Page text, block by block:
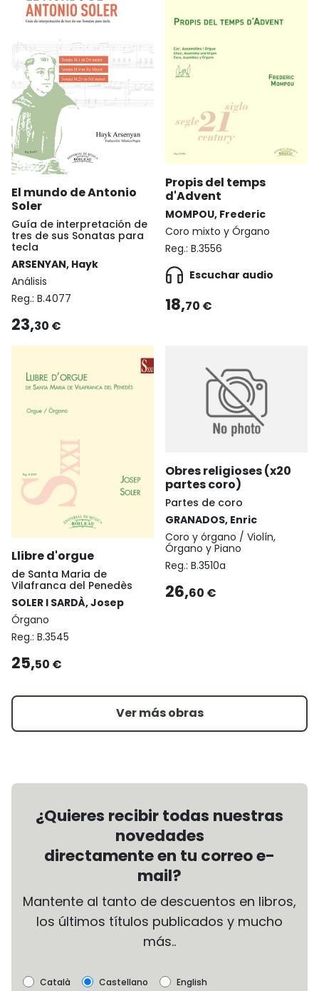
El mundo de Antonio
Soler
Guía de interpretación de
tres de sus Sonatas para
tecla
ARSENYAN, Hayk
Análisis
Reg.: B.4077
23,30 €
Propis del temps
d'Advent
MOMPOU, Frederic
Coro mixto y Órgano
Reg.: B.3556
Escuchar audio
18,70 €
Llibre d'orgue
de Santa Maria de
Vilafranca del Penedès
SOLER I SARDÀ, Josep
Órgano
Reg.: B.3545
25,50 €
Obres religioses (x20
partes coro)
Partes de coro
GRANADOS, Enric
Coro y órgano / Violín,
Órgano y Piano
Reg.: B.3510a
26,60 €
Ver más obras
¿Quieres recibir todas nuestras
novedades
directamente en tu correo e-
mail?
Mantente al tanto de descuentos en libros,
los últimos títulos publicados y mucho
más..
Català Castellano English